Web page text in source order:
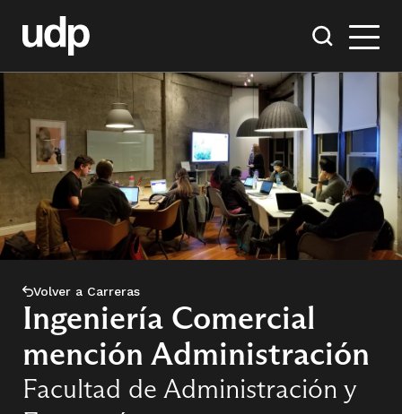
Volver a Carreras
Ingeniería Comercial
mención Administración
Facultad de Administración y